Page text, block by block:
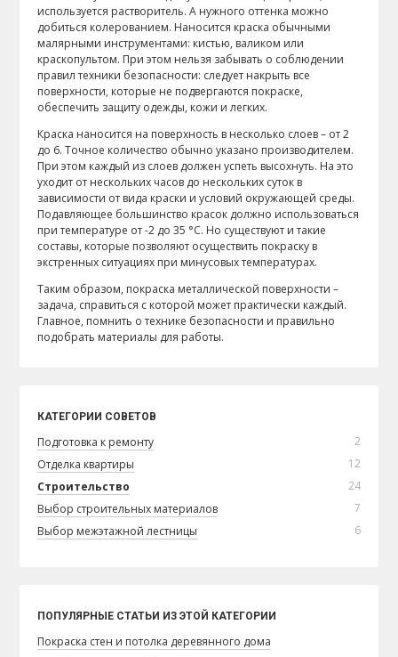
используется растворитель. А нужного оттенка можно
добиться колерованием. Наносится краска обычными
малярными инструментами: кистью, валиком или
краскопультом. При этом нельзя забывать о соблюдении
правил техники безопасности: следует накрыть все
поверхности, которые не подвергаются покраске,
обеспечить защиту одежды, кожи и легких.
Краска наносится на поверхность в несколько слоев – от 2
до 6. Точное количество обычно указано производителем.
При этом каждый из слоев должен успеть высохнуть. На это
уходит от нескольких часов до нескольких суток в
зависимости от вида краски и условий окружающей среды.
Подавляющее большинство красок должно использоваться
при температуре от -2 до 35 °С. Но существуют и такие
составы, которые позволяют осуществить покраску в
экстренных ситуациях при минусовых температурах.
Таким образом, покраска металлической поверхности –
задача, справиться с которой может практически каждый.
Главное, помнить о технике безопасности и правильно
подобрать материалы для работы.
КАТЕГОРИИ СОВЕТОВ
Подготовка к ремонту
2
Отделка квартиры
12
Строительство
24
Выбор строительных материалов
7
Выбор межэтажной лестницы
6
ПОПУЛЯРНЫЕ СТАТЬИ ИЗ ЭТОЙ КАТЕГОРИИ
Покраска стен и потолка деревянного дома